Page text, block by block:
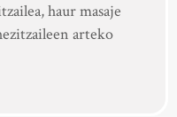
haur masaje
arteko